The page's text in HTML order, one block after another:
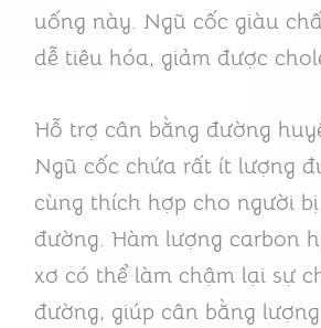
uống này. Ngũ cốc giàu
dễ tiêu hóa, giảm được
Hỗ trợ cân bằng đường
Ngũ cốc chứa rất ít lượng
cùng thích hợp cho người
đường. Hàm lượng carbon
xơ có thể làm chậm lại sự
đường, giúp cân bằng